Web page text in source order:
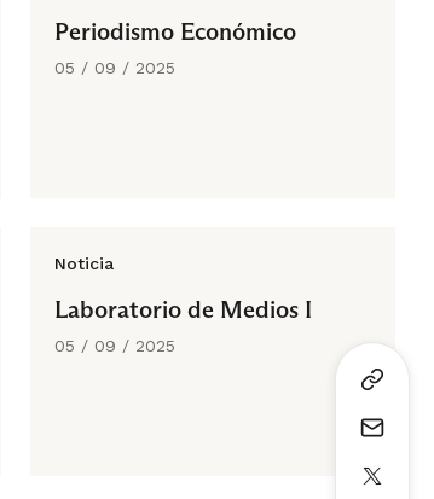
Periodismo Económico
05 / 09 / 2025
Noticia
Laboratorio de Medios I
05 / 09 / 2025